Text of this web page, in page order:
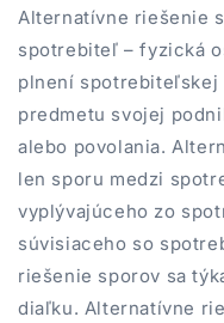
Alternatívne riešenie
spotrebiteľ – fyzická
plnení spotrebiteľskej
predmetu svojej
alebo povolania.
len sporu medzi
vyplývajúceho zo
súvisiaceho so
riešenie sporov sa
diaľku. Alternatívne